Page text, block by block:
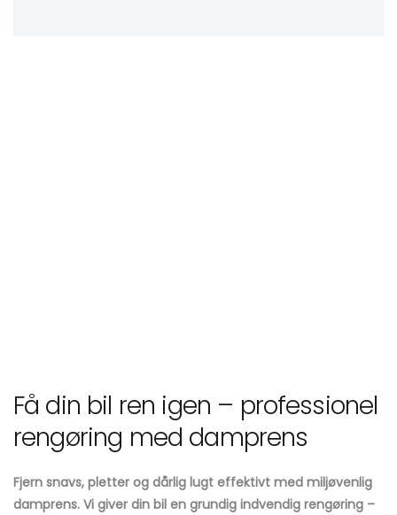
Få din bil ren igen – professionel
rengøring med damprens
Fjern snavs, pletter og dårlig lugt effektivt med miljøvenlig
damprens. Vi giver din bil en grundig indvendig rengøring –